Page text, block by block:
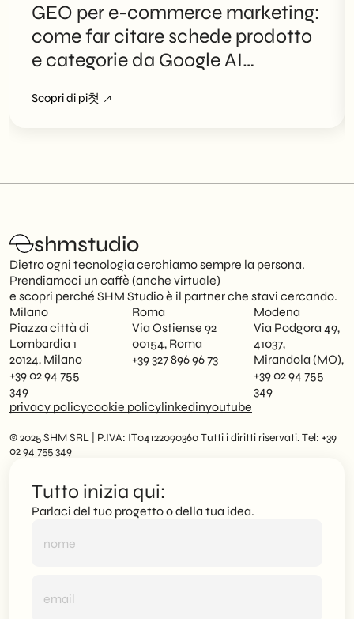
GEO per e-commerce marketing:
come far citare schede prodotto
e categorie da Google AI
Scopri di pi첫
shmstudio
Dietro ogni tecnologia cerchiamo sempre la persona.
Prendiamoci un caffè (anche virtuale)
e scopri perché SHM Studio è il partner che stavi cercando.
Milano
Piazza città di
Lombardia 1
20124, Milano
+39 02 94 755
349
Roma
Via Ostiense 92
00154, Roma
+39 327 896 96 73
Modena
Via Podgora 49,
41037,
Mirandola (MO),
+39 02 94 755
349
privacy policycookie policylinkedinyoutube
© 2025 SHM SRL | P.IVA: IT04122090360 Tutti i diritti riservati. Tel: +39
02 94 755 349
Tutto inizia qui:
Parlaci del tuo progetto o della tua idea.